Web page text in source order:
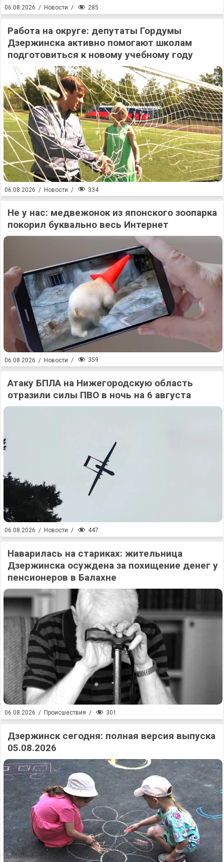
06.08.2026 / Новости / 285
Работа на округе: депутаты Гордумы
Дзержинска активно помогают школам
подготовиться к новому учебному году
06.08.2026 / Новости / 334
Не у нас: медвежонок из японского зоопарка
покорил буквально весь Интернет
06.08.2026 / Новости / 359
Атаку БПЛА на Нижегородскую область
отразили силы ПВО в ночь на 6 августа
06.08.2026 / Новости / 447
Наварилась на стариках: жительница
Дзержинска осуждена за похищение денег у
пенсионеров в Балахне
06.08.2026 / Происшествия / 301
Дзержинск сегодня: полная версия выпуска
05.08.2026